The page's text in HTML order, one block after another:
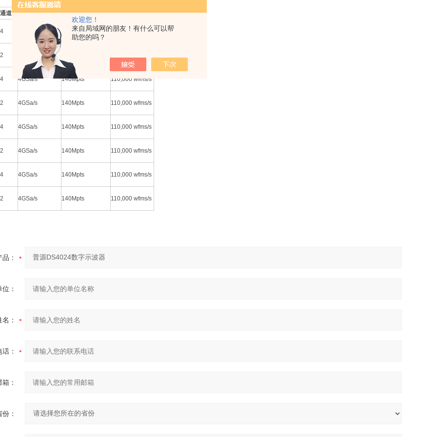
欢迎您！
来自局域网的朋友！有什么可以帮
助您的吗？
通道数zui高实时采样率标配zui大存储深度zui高波形捕获率
4 4GSa/s 140Mpts 110,000 wfms/s
2
4 4GSa/s 140Mpts 110,000 wfms/s
2 4GSa/s 140Mpts 110,000 wfms/s
4 4GSa/s 140Mpts 110,000 wfms/s
2 4GSa/s 140Mpts 110,000 wfms/s
4 4GSa/s 140Mpts 110,000 wfms/s
2 4GSa/s 140Mpts 110,000 wfms/s
品：
：
：
：
：
份：